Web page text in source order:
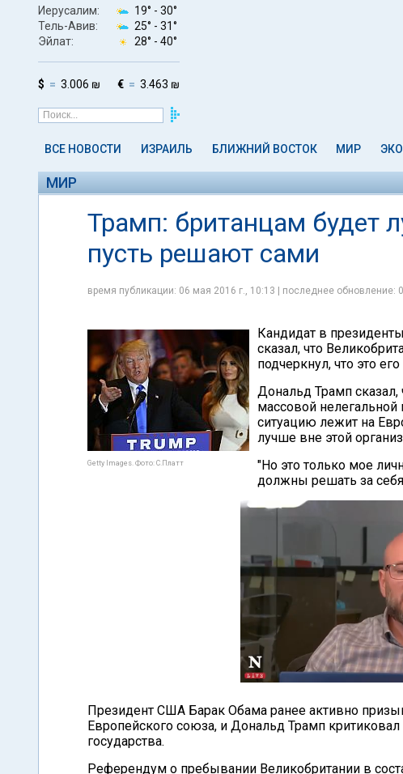
Иерусалим: 19° - 30°
Тель-Авив:
25° - 31°
Эйлат:
28° - 40°
$ 3.006 ₪ € 3.463 ₪
ВСЕ НОВОСТИ ИЗРАИЛЬ БЛИЖНИЙ ВОСТОК МИР
МИР
Трамп: британцам будет
пусть решают сами
время публикации: 06 мая 2016 г., 10:13 | последнее обновление:
Getty Images. Фото: С.Платт
Кандидат в
сказал, что
подчеркнул, что это
Дональд Трамп сказал,
массовой нелегальной
ситуацию лежит на
лучше вне этой
"Но это только мое
должны решать за
Президент США Барак Обама ранее активно
Европейского союза, и Дональд Трамп
государства.
Референдум о пребывании Великобритании в